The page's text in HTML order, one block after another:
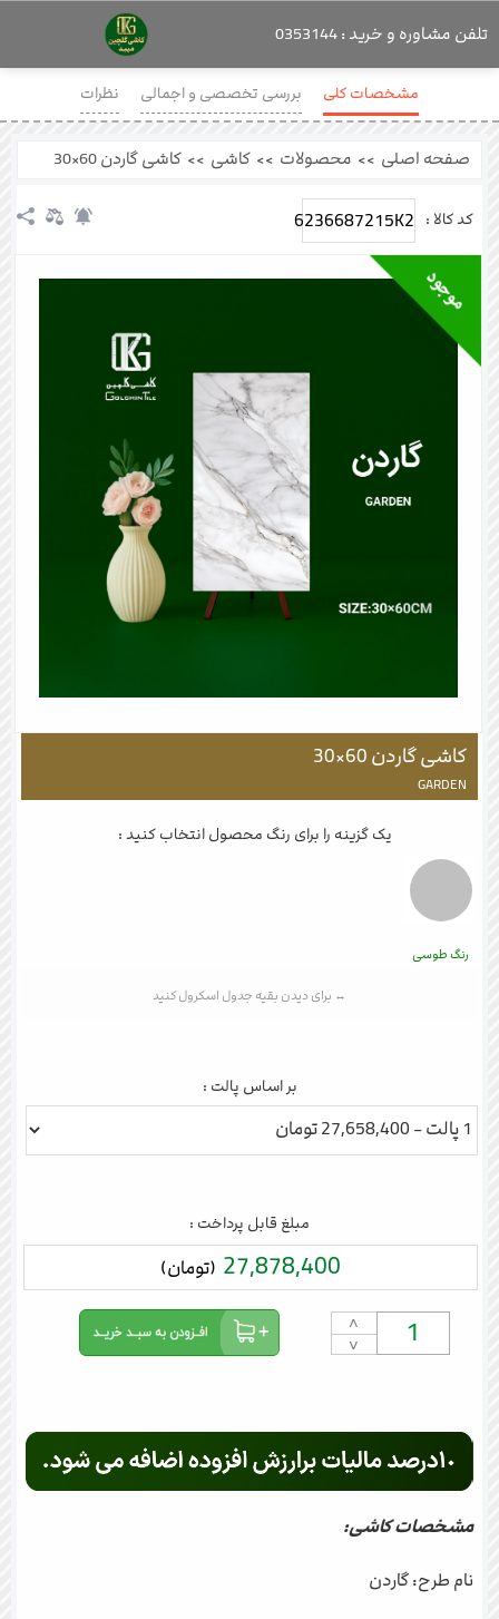
مشخصات کلی بررسی تخصصی و اجمالی نظرات
صفحه اصلی >> محصولات >> کاشی >> کاشی گاردن 60×30
کد کالا : 6236687215K2
کاشی گاردن 60×30
GARDEN
یک گزینه را برای رنگ محصول انتخاب کنید :
رنگ طوسی
بر اساس پالت :
مبلغ قابل پرداخت :
27,878,400 (تومان)
˄
˅
مشخصات کاشی:
نام طرح: گاردن
تلفن مشاوره و خرید : 0353144